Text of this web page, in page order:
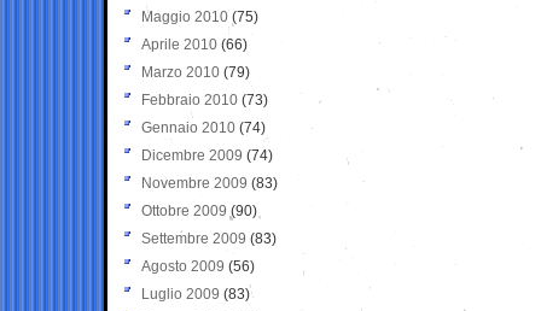
Maggio 2010 (75)
Aprile 2010 (66)
Marzo 2010 (79)
Febbraio 2010 (73)
Gennaio 2010 (74)
Dicembre 2009 (74)
Novembre 2009 (83)
Ottobre 2009 (90)
Settembre 2009 (83)
Agosto 2009 (56)
Luglio 2009 (83)